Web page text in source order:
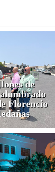
de
Florencio